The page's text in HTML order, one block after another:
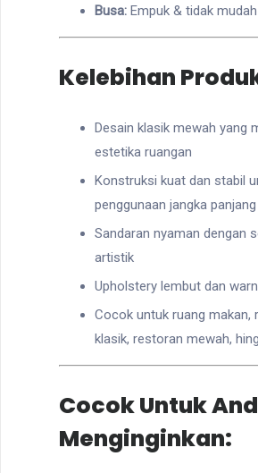
Busa: Empuk & tidak
Kelebihan
Desain klasik mewah yang
estetika ruangan
Konstruksi kuat dan stabil
penggunaan jangka panjang
Sandaran nyaman dengan
artistik
Upholstery lembut dan
Cocok untuk ruang makan,
klasik, restoran mewah,
Cocok Untuk
Menginginkan: